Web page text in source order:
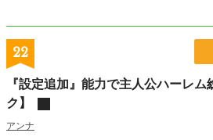
22
『設定追加』能力で主人公ハーレ
ク】
アンナ